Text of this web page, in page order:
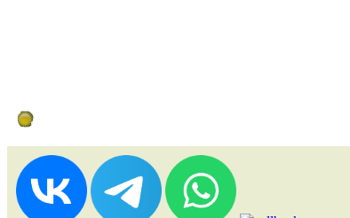
Дистанционное бронирование туров